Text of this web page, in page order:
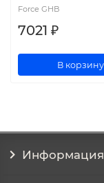
Force GHB
7021 ₽
В корзину
Информация